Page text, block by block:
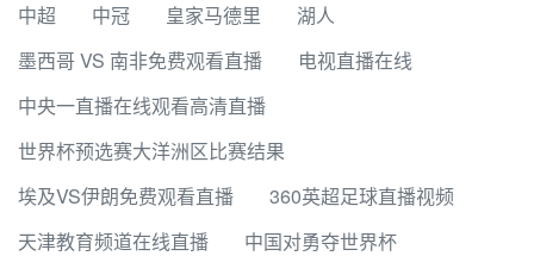
中超
中冠 皇家马德里
湖人
墨西哥 VS 南非免费观看直播
电视直播在线
中央一直播在线观看高清直播
世界杯预选赛大洋洲区比赛结果
埃及VS伊朗免费观看直播
360英超足球直播视频
天津教育频道在线直播
中国对勇夺世界杯